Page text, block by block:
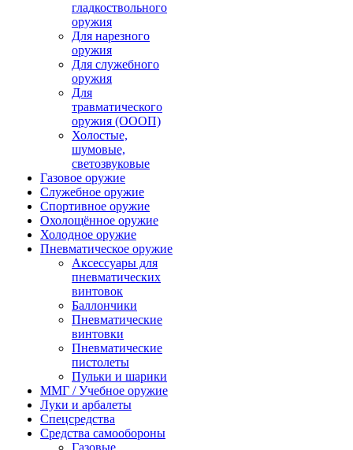
гладкоствольного
оружия
Для нарезного
оружия
Для служебного
оружия
Для
травматического
оружия (ОООП)
Холостые,
шумовые,
светозвуковые
Газовое оружие
Служебное оружие
Спортивное оружие
Охолощённое оружие
Холодное оружие
Пневматическое оружие
Аксессуары для
пневматических
винтовок
Баллончики
Пневматические
винтовки
Пневматические
пистолеты
Пульки и шарики
ММГ / Учебное оружие
Луки и арбалеты
Спецсредства
Средства самообороны
Газовые